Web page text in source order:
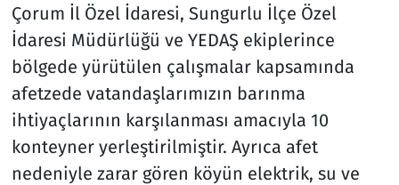
Çorum İl Özel İdaresi, Sungurlu İlçe Özel
İdaresi Müdürlüğü ve YEDAŞ ekiplerince
bölgede yürütülen çalışmalar kapsamında
afetzede vatandaşlarımızın barınma
ihtiyaçlarının karşılanması amacıyla 10
konteyner yerleştirilmiştir. Ayrıca afet
nedeniyle zarar gören köyün elektrik, su ve